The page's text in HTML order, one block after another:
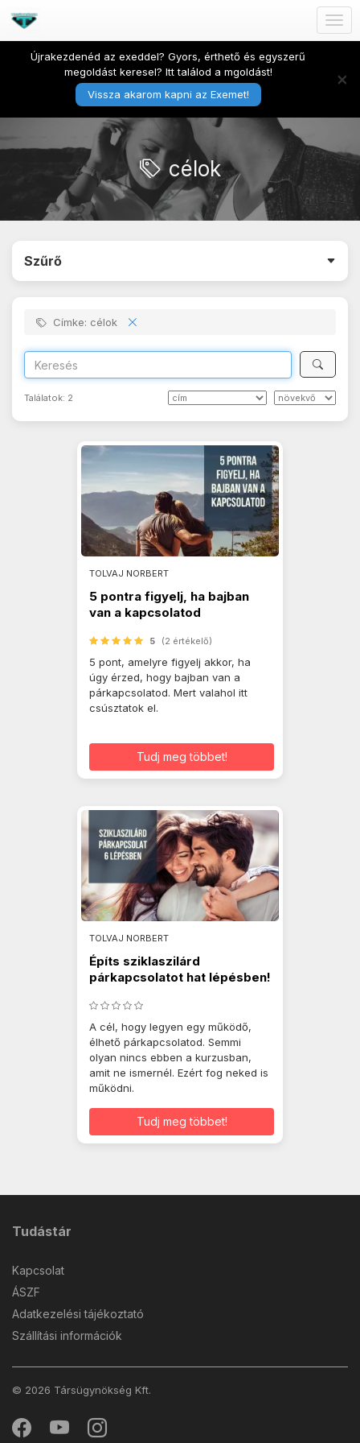
Újrakezdenéd az exeddel? Gyors, érthető és egyszerű
megoldást keresel? Itt találod a mgoldást!
Vissza akarom kapni az Exemet!
×
célok
Szűrő
Címke: célok
Találatok: 2
TOLVAJ NORBERT
5 pontra figyelj, ha bajban
van a kapcsolatod
5 (2 értékelő)
5 pont, amelyre figyelj akkor, ha
úgy érzed, hogy bajban van a
párkapcsolatod. Mert valahol itt
csúsztatok el.
Tudj meg többet!
TOLVAJ NORBERT
Építs sziklaszilárd
párkapcsolatot hat lépésben!
A cél, hogy legyen egy működő,
élhető párkapcsolatod. Semmi
olyan nincs ebben a kurzusban,
amit ne ismernél. Ezért fog neked is
működni.
Tudj meg többet!
Tudástár
Kapcsolat
ÁSZF
Adatkezelési tájékoztató
Szállítási információk
© 2026 Társügynökség Kft.